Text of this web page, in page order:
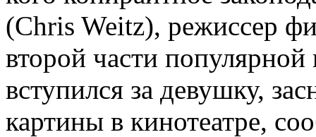
(Chris Weitz), режиссер
второй части
вступился за девушку,
картины в кинотеатре,